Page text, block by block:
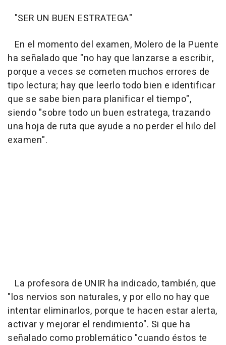
"SER UN BUEN ESTRATEGA"
En el momento del examen, Molero de la Puente
ha señalado que "no hay que lanzarse a escribir,
porque a veces se cometen muchos errores de
tipo lectura; hay que leerlo todo bien e identificar
que se sabe bien para planificar el tiempo",
siendo "sobre todo un buen estratega, trazando
una hoja de ruta que ayude a no perder el hilo del
examen".
La profesora de UNIR ha indicado, también, que
"los nervios son naturales, y por ello no hay que
intentar eliminarlos, porque te hacen estar alerta,
activar y mejorar el rendimiento". Si que ha
señalado como problemático "cuando éstos te